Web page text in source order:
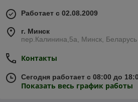
Работает с 02.08.2009
г. Минск
пер.Калинина,5а, Минск, Беларусь
Контакты
Сегодня работает с 08:00 до
Показать весь график работы